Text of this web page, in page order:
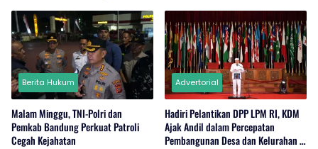
Berita Hukum
Malam Minggu, TNI-Polri dan
Pemkab Bandung Perkuat Patroli
Cegah Kejahatan
Advertorial
Hadiri Pelantikan DPP LPM RI, KDM
Ajak Andil dalam Percepatan
Pembangunan Desa dan Kelurahan di